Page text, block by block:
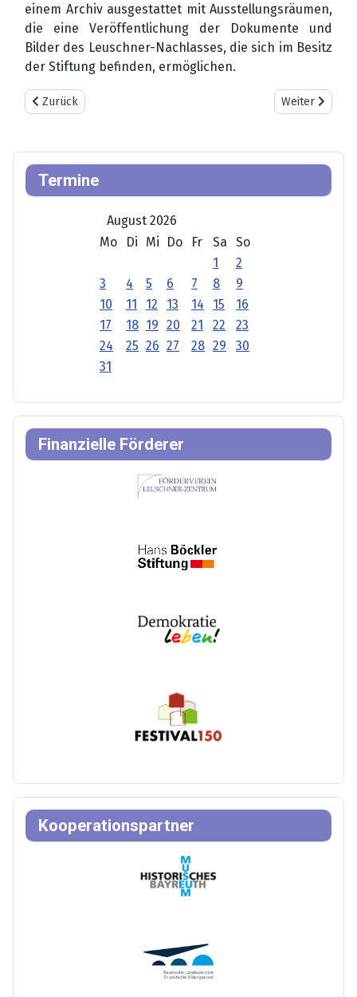
einem Archiv ausgestattet mit Ausstellungsräumen,
die eine Veröffentlichung der Dokumente und
Bilder des Leuschner-Nachlasses, die sich im Besitz
der Stiftung befinden, ermöglichen.
Vorheriger Beitrag: INTERNATIONALER PROJEKTTAG MIT
Zurück Nächster
Weiter
Termine
August 2026
Mo
Di Mi Do Fr Sa
So
1
2
3
4 5 6 7 8
9
10
11 12 13 14 15
16
17
18 19 20 21 22
23
24
25 26 27 28 29
30
31
Finanzielle Förderer
Kooperationspartner